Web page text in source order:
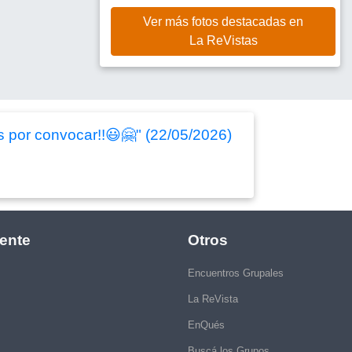
Ver más fotos destacadas en
La ReVistas
por convocar!!😃🤗" (22/05/2026)
Otros
Encuentros Grupales
La ReVista
EnQués